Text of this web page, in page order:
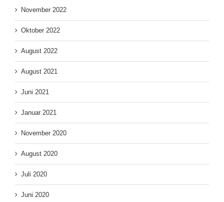
November 2022
Oktober 2022
August 2022
August 2021
Juni 2021
Januar 2021
November 2020
August 2020
Juli 2020
Juni 2020